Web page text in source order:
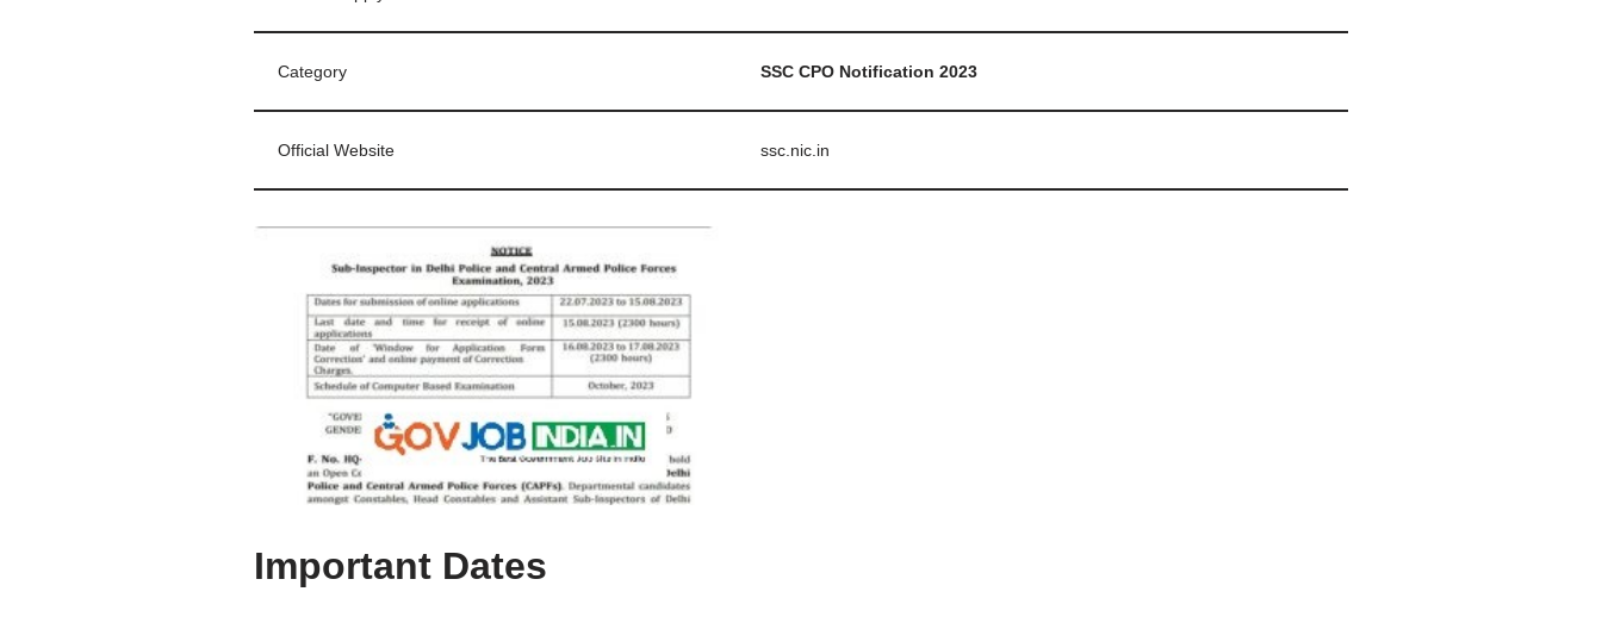
Category SSC CPO Notification 2023
Official Website ssc.nic.in
Important Dates